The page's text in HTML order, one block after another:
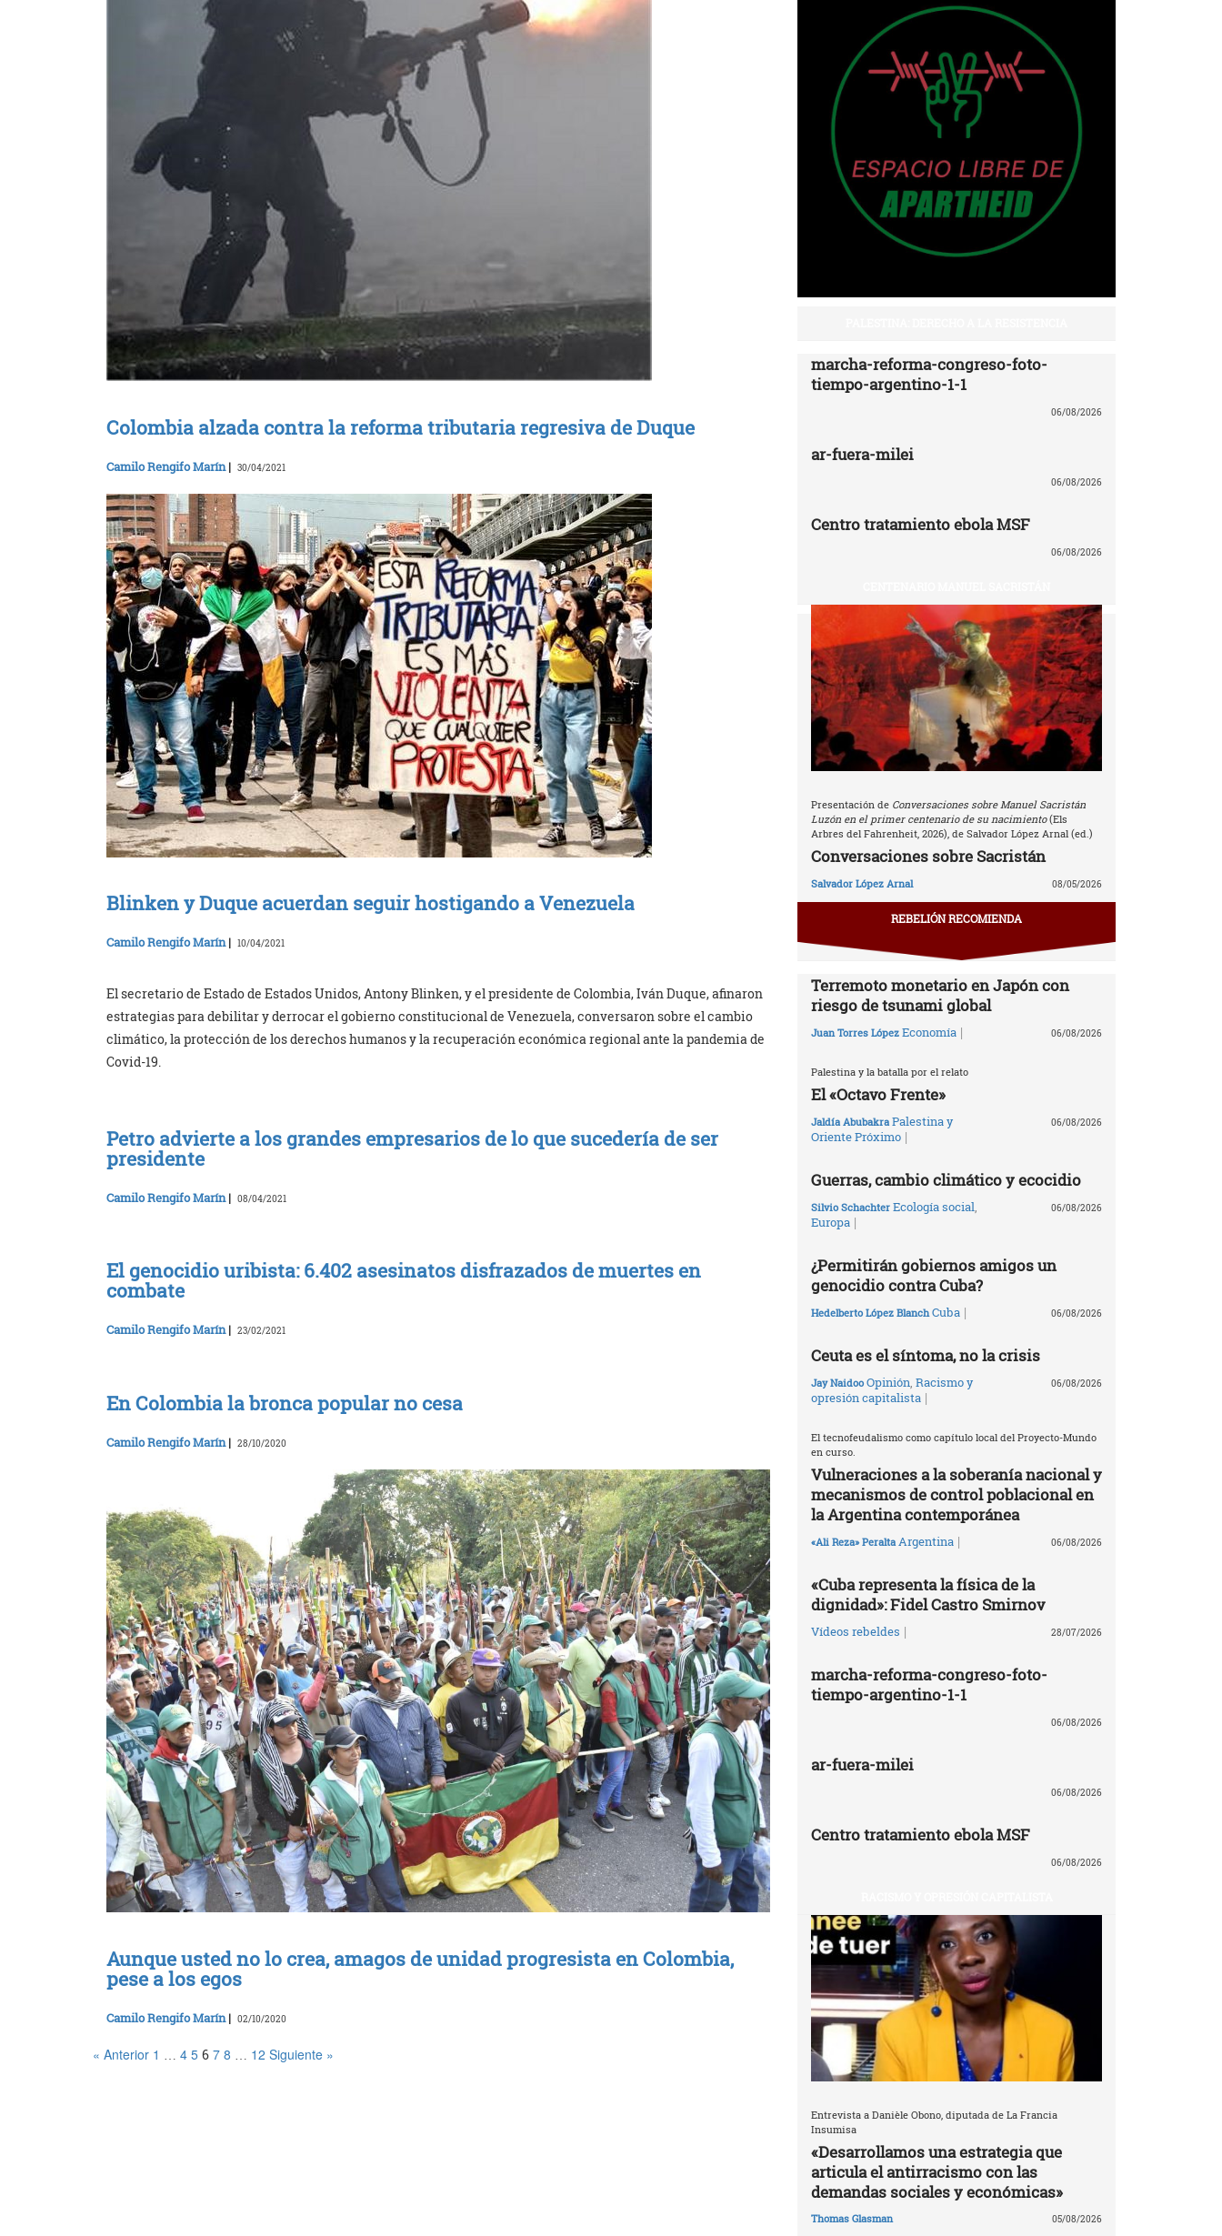
Colombia alzada contra la reforma tributaria regresiva de Duque
Camilo Rengifo Marín| 30/04/2021
Blinken y Duque acuerdan seguir hostigando a Venezuela
Camilo Rengifo Marín| 10/04/2021
El secretario de Estado de Estados Unidos, Antony Blinken, y el presidente de Colombia, Iván Duque, afinaron
estrategias para debilitar y derrocar el gobierno constitucional de Venezuela, conversaron sobre el cambio
climático, la protección de los derechos humanos y la recuperación económica regional ante la pandemia de
Covid-19.
Petro advierte a los grandes empresarios de lo que sucedería de ser
presidente
Camilo Rengifo Marín| 08/04/2021
El genocidio uribista: 6.402 asesinatos disfrazados de muertes en
combate
Camilo Rengifo Marín| 23/02/2021
En Colombia la bronca popular no cesa
Camilo Rengifo Marín| 28/10/2020
Aunque usted no lo crea, amagos de unidad progresista en Colombia,
pese a los egos
Camilo Rengifo Marín| 02/10/2020
« Anterior 1 4 5 6 7 8 12 Siguiente »
marcha-reforma-congreso-foto-
tiempo-argentino-1-1
06/08/2026
ar-fuera-milei
06/08/2026
Centro tratamiento ebola MSF
06/08/2026
Presentación de Conversaciones sobre Manuel Sacristán
Luzón en el primer centenario de su nacimiento(Els
Arbres del Fahrenheit, 2026), de Salvador López Arnal (ed.)
Conversaciones sobre Sacristán
Salvador López Arnal 08/05/2026
REBELIÓN RECOMIENDA
Terremoto monetario en Japón con
riesgo de tsunami global
Juan Torres López Economía | 06/08/2026
Palestina y la batalla por el relato
El «Octavo Frente»
Jaldía Abubakra Palestina y
Oriente Próximo |
06/08/2026
Guerras, cambio climático y ecocidio
Silvio Schachter Ecología social
Europa |
06/08/2026
¿Permitirán gobiernos amigos un
genocidio contra Cuba?
Hedelberto López Blanch Cuba | 06/08/2026
Ceuta es el síntoma, no la crisis
Jay Naidoo Opinión Racismo y
opresión capitalista |
06/08/2026
El tecnofeudalismo como capítulo local del Proyecto-Mundo
en curso.
Vulneraciones a la soberanía nacional y
mecanismos de control poblacional en
la Argentina contemporánea
«Ali Reza» Peralta Argentina | 06/08/2026
«Cuba representa la física de la
dignidad»: Fidel Castro Smirnov
Vídeos rebeldes | 28/07/2026
marcha-reforma-congreso-foto-
tiempo-argentino-1-1
06/08/2026
ar-fuera-milei
06/08/2026
Centro tratamiento ebola MSF
06/08/2026
Entrevista a Danièle Obono, diputada de La Francia
Insumisa
«Desarrollamos una estrategia que
articula el antirracismo con las
demandas sociales y económicas»
Thomas Glasman 05/08/2026